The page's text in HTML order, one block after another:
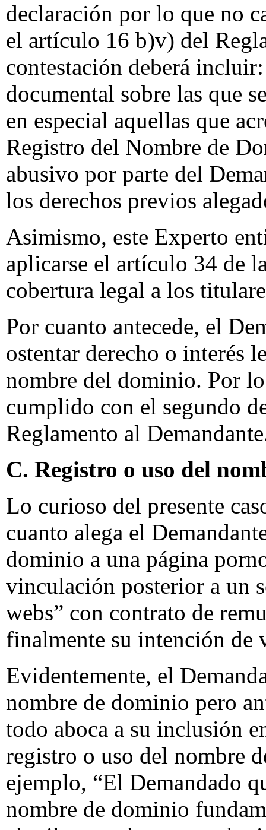
declaración por lo que no
el artículo 16 b)v) del
contestación deberá
documental sobre las que
en especial aquellas que
Registro del Nombre de
abusivo por parte del
los derechos previos
Asimismo, este Experto
aplicarse el artículo 34 de
cobertura legal a los
Por cuanto antecede, el
ostentar derecho o interés
nombre del dominio. Por
cumplido con el segundo
Reglamento al
C. Registro o uso del
Lo curioso del presente
cuanto alega el
dominio a una página
vinculación posterior a un
webs” con contrato de
finalmente su intención de
Evidentemente, el
nombre de dominio pero
todo aboca a su inclusión
registro o uso del nombre
ejemplo, “El Demandado
nombre de dominio